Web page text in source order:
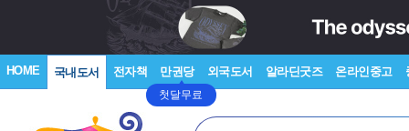
HOME 국내도서 전자책 만권당
첫달무료
외국도서 알라딘굿즈 온라인중고